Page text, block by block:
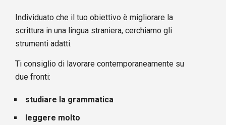
Individuato che il tuo obiettivo è migliorare la
scrittura in una lingua straniera, cerchiamo gli
strumenti adatti.
Ti consiglio di lavorare contemporaneamente su
due fronti:
studiare la grammatica
leggere molto